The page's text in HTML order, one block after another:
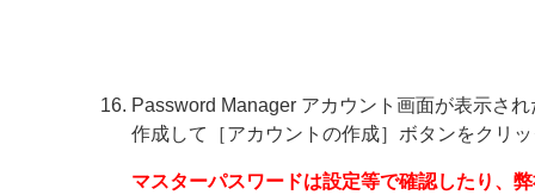
Password Manager アカウント画面が表示さ
作成して［アカウントの作成］ボタンをクリ
マスターパスワードは設定等で確認したり、